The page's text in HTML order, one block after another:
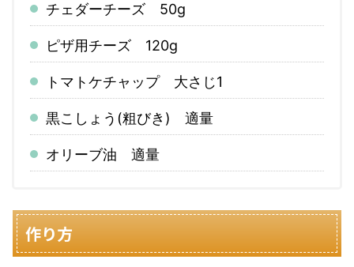
チェダーチーズ 50g
ピザ用チーズ 120g
トマトケチャップ 大さじ1
黒こしょう(粗びき) 適量
オリーブ油 適量
作り方